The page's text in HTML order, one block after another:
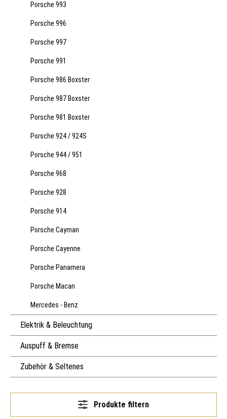
Porsche 993
Porsche 996
Porsche 997
Porsche 991
Porsche 986 Boxster
Porsche 987 Boxster
Porsche 981 Boxster
Porsche 924 / 924S
Porsche 944 / 951
Porsche 968
Porsche 928
Porsche 914
Porsche Cayman
Porsche Cayenne
Porsche Panamera
Porsche Macan
Mercedes - Benz
Elektrik & Beleuchtung
Auspuff & Bremse
Zubehör & Seltenes
Produkte filtern